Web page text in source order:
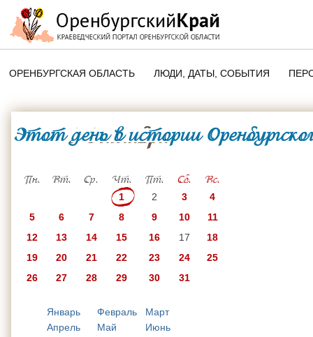
ОРЕНБУРГСКАЯ ОБЛАСТЬ ЛЮДИ, ДАТЫ, CОБЫТИЯ
ЭТОТ ДЕНЬ В ИСТОРИИ
ПАМЯТНЫЕ ДАТЫ
Этот день в истории
1 Октября
Пн. Вт. Ср. Чт. Пт. Сб. Вс.
1 2 3
4
5
6 7 8 9 10
11
12
13 14 15 16 17
18
19
20 21 22 23 24
25
26
27 28 29 30 31
Январь Февраль
Март
Апрель
Май
Июнь